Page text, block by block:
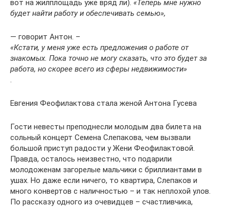
вот на жилплощадь уже вряд ли). «Теперь мне нужно
будет найти работу и обеспечивать семью»,
— говорит Антон. –
«Кстати, у меня уже есть предложения о работе от
знакомых. Пока точно не могу сказать, что это будет за
работа, но скорее всего из сферы недвижимости»
.
Евгения Феофилактова стала женой Антона Гусева
Гости невесты преподнесли молодым два билета на
сольный концерт Семена Слепакова, чем вызвали
большой приступ радости у Жени Феофилактовой.
Правда, осталось неизвестно, что подарили
молодоженам загорелые мальчики с бриллиантами в
ушах. Но даже если ничего, то квартира, Слепаков и
много конвертов с наличностью – и так неплохой улов.
По рассказу одного из очевидцев – счастливчика,